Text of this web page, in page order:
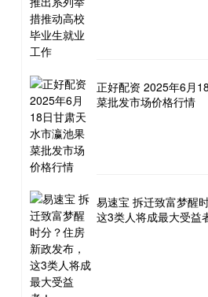
正好配资 2025年6月
菜批发市场价格行情
易速宝 拆迁致富梦醒
这3类人将成最大受益